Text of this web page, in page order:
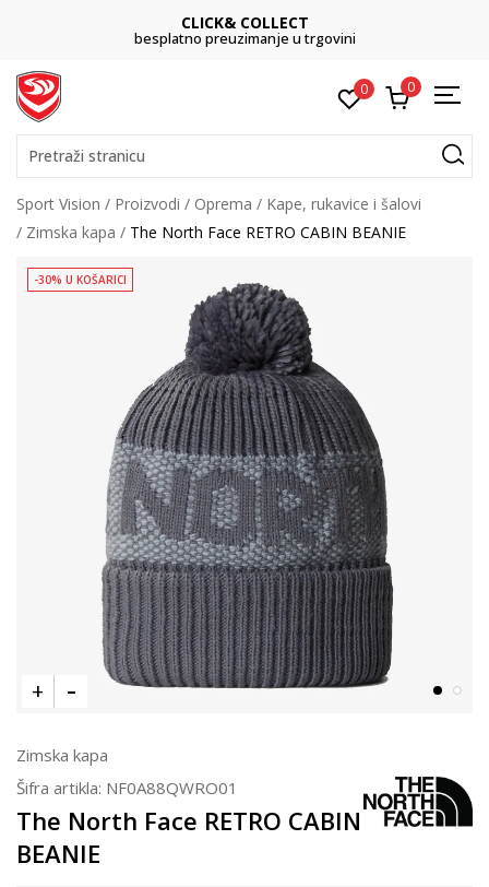
CLICK& COLLECT
besplatno preuzimanje u trgovini
0 0
Pretraži stranicu
Sport Vision Proizvodi Oprema
Kape, rukavice i šalovi
Zimska kapa
The North Face RETRO CABIN BEANIE
-30% U KOŠARICI
Zimska kapa
Šifra artikla: NF0A88QWRO01
The North Face RETRO CABIN
BEANIE